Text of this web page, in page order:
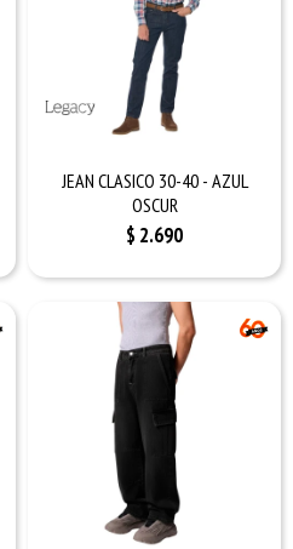
JEAN CLASICO 30-40 - AZUL
OSCUR
$ 2.690